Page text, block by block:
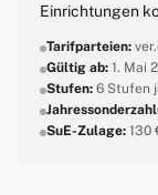
Einrichtungen
Tarifparteien:
Gültig ab: 1. Mai
Stufen: 6 Stufen
SuE-Zulage: 130